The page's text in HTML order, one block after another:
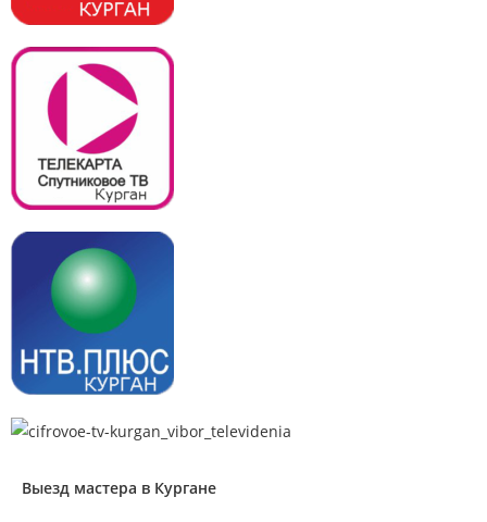
Выезд мастера в Кургане